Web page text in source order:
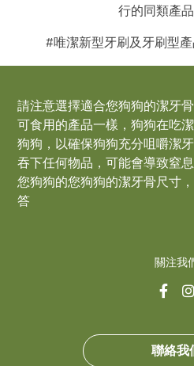
行的同類產品
#唯潔新型牙刷及牙刷型
請注意選擇適合您狗狗的潔牙
可食用的產品一樣，狗狗在吃
狗狗，以確保狗狗充分咀嚼潔
吞下任何物品，可能會導致窒
您狗狗的您狗狗的潔牙骨尺寸
答
關注我
聯絡我